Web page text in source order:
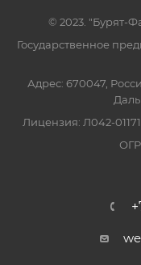
© 2023. "Бурят-
Государственное
Адрес: 670047,
Лицензия: Л042-